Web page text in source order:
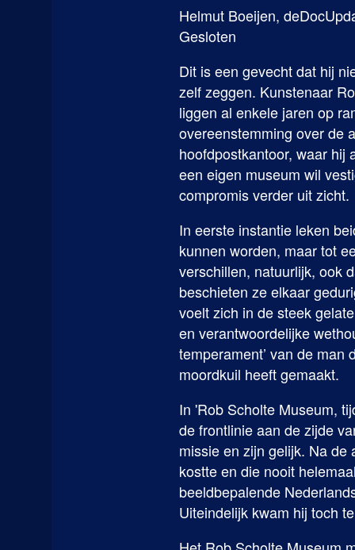
Helmut Boeijen,
Gesloten
Dit is een gevecht dat hij
zelf zeggen. Kunstenaar
liggen al enkele jaren op
overeenstemming over de
hoofdpostkantoor, waar hij
een eigen museum wil
compromis verder uit zicht.
In eerste instantie leken
kunnen worden, maar tot
verschillen, natuurlijk, ook
beschieten ze elkaar
voelt zich in de steek
en verantwoordelijke
temperament’ van de
moordkuil heeft gemaakt.
In 'Rob Scholte Museum,
de frontlinie aan de zijde
missie en zijn gelijk. Na
kostte en die nooit
beeldbepalende
Uiteindelijk kwam hij toch